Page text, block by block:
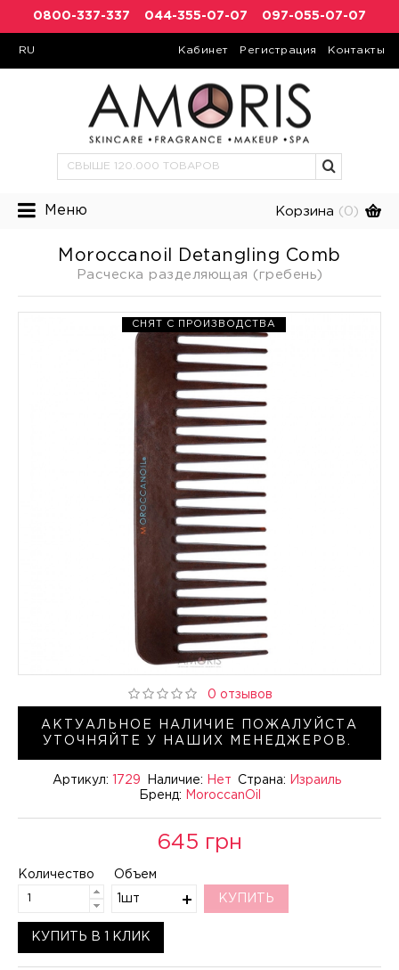
0800-337-337 044-355-07-07 097-055-07-07
RU Кабинет Регистрация Контакты
Меню Корзина (0)
Moroccanoil Detangling Comb
Расческа разделяющая (гребень)
СНЯТ С ПРОИЗВОДСТВА
АКТУАЛЬНОЕ НАЛИЧИЕ ПОЖАЛУЙСТА
УТОЧНЯЙТЕ У НАШИХ МЕНЕДЖЕРОВ.
Артикул: 1729 Наличие: Нет Страна:
Израиль
Бренд:
MoroccanOil
0 отзывов
645 грн
Количество Объем
1шт КУПИТЬ
КУПИТЬ В 1 КЛИК